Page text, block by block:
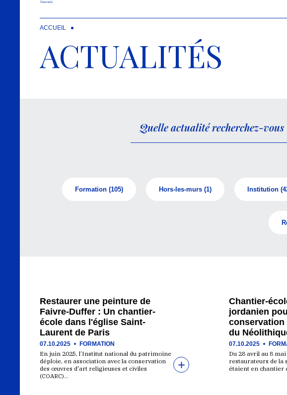
ACCUEIL
ACTUALITÉS
Formation (105) Hors-les-murs (1) Institution
Restaurer une peinture de
Faivre-Duffer : Un chantier-
école dans l'église Saint-
Laurent de Paris
07.10.2025 FORMATION
En juin 2025, l’Institut national du patrimoine
déploie, en association avec la conservation
des œuvres d'art religieuses et civiles
(COARC)…
Chantier-
jordanien
conservation
du
07.10.2025
Du 28 avril au 8 mai
restaurateurs de la
étaient en chantier